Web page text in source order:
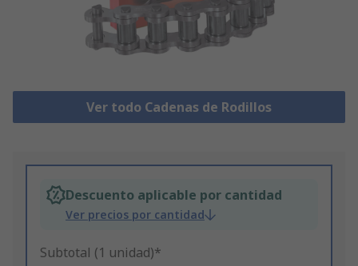
Ver todo Cadenas de Rodillos
Descuento aplicable por cantidad
Ver precios por cantidad
Subtotal (1 unidad)*